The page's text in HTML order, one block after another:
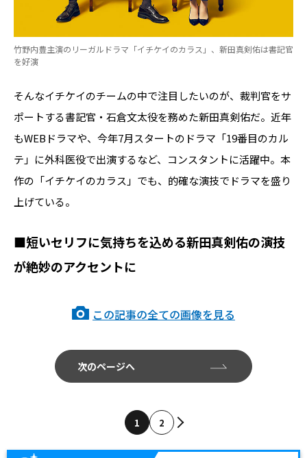
竹野内豊主演のリーガルドラマ「イチケイのカラス」、新田真剣佑は書記官
を好演
そんなイチケイのチームの中で注目したいのが、裁判官をサ
ポートする書記官・石倉文太役を務めた新田真剣佑だ。近年
もWEBドラマや、今年7月スタートのドラマ「19番目のカル
テ」に外科医役で出演するなど、コンスタントに活躍中。本
作の「イチケイのカラス」でも、的確な演技でドラマを盛り
上げている。
■短いセリフに気持ちを込める新田真剣佑の演技
が絶妙のアクセントに
この記事の全ての画像を見る
次のページへ
1 2